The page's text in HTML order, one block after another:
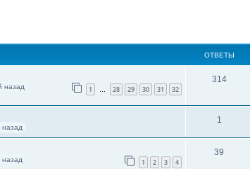
ОТВЕТЫ
1 … 28 29 30 31 32
назад
314
1
1 2 3 4
39